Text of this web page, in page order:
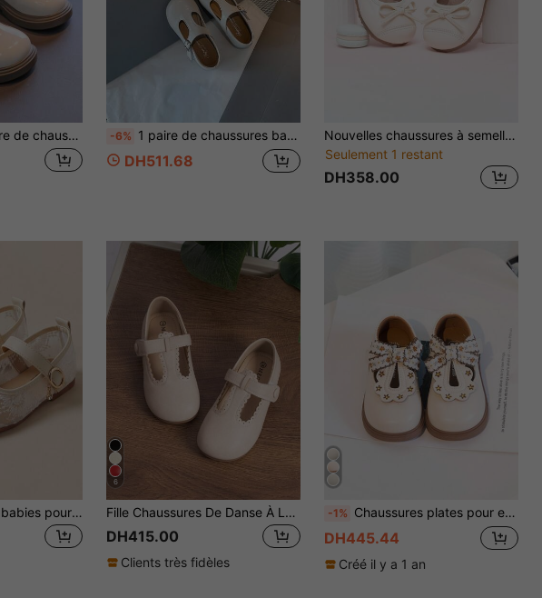
de fausses perles, convient pour le port quotidien des filles, les tenues scolaires, les fêtes d'anniversaire, les représentations, les sorties de vacances et autres occasions au printemps et en automne -6% 1 paire de chaussures babies vintage pour filles, chaussures de princesse bébé à semelle souple antidérapante avec bride en T, pour le printemps/l'automne, chaussures décontractées et habillées pour tous les jours
DH511.68
Nouvelles chaussures à semelle souple de style coréen pour filles avec nœud, chaussures de mode antidérapantes pour tout-petits
Seulement 1 restant
DH358.00
Chaussures plates babies pour filles de 3 à 12 ans, broderie en dentelle, maille respirante, fleur 3D, sangle à boucle dorée, chaussures pour enfants
6
Fille Chaussures De Danse À La Mode Décontracté Fête Confortable Babies
DH415.00
Clients très fidèles
-1% Chaussures plates pour enfants Style nouveau printemps automne Chaussures pour filles Style princesse Semelle souple Chaussures pour tout-petits Maternelle Bébé Chaussures pour filles Chaussures brodées
DH445.44
Créé il y a 1 an